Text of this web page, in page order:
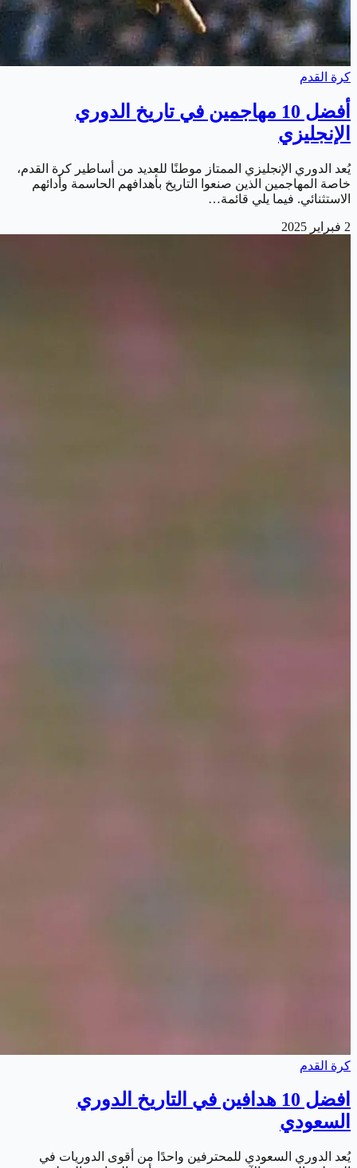
كرة القدم
أفضل 10 مهاجمين في تاريخ الدوري
الإنجليزي
يُعد الدوري الإنجليزي الممتاز موطنًا للعديد من أساطير كرة القدم،
خاصة المهاجمين الذين صنعوا التاريخ بأهدافهم الحاسمة وأدائهم
الاستثنائي. فيما يلي قائمة…
2 فبراير 2025
كرة القدم
افضل 10 هدافين في التاريخ الدوري
السعودي
يُعد الدوري السعودي للمحترفين واحدًا من أقوى الدوريات في